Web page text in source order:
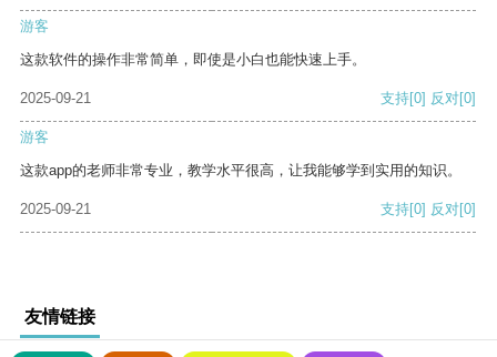
游客
这款软件的操作非常简单，即使是小白也能快速上手。
2025-09-21 支持[0] 反对[0]
游客
这款app的老师非常专业，教学水平很高，让我能够学到实用的知识。
2025-09-21 支持[0] 反对[0]
友情链接